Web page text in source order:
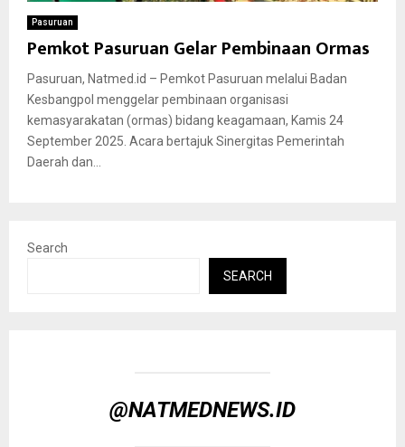
Pasuruan
Pemkot Pasuruan Gelar Pembinaan Ormas
Pasuruan, Natmed.id – Pemkot Pasuruan melalui Badan
Kesbangpol menggelar pembinaan organisasi
kemasyarakatan (ormas) bidang keagamaan, Kamis 24
September 2025. Acara bertajuk Sinergitas Pemerintah
Daerah dan...
Search
SEARCH
@NATMEDNEWS.ID